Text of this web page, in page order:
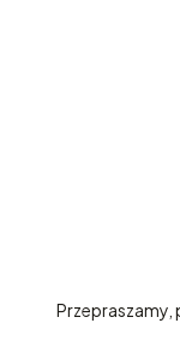
Przepraszamy,